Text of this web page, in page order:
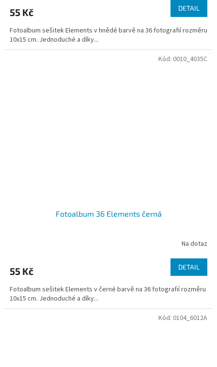
55 Kč DETAIL
Fotoalbum sešitek Elements v hnědé barvě na 36 fotografií rozměru
10x15 cm. Jednoduché a díky...
Fotoalbum 36 Elements černá
Na dotaz
55 Kč DETAIL
Fotoalbum sešitek Elements v černé barvě na 36 fotografií rozměru
10x15 cm. Jednoduché a díky...
Kód: 0010_4035C
Kód: 0104_6012A